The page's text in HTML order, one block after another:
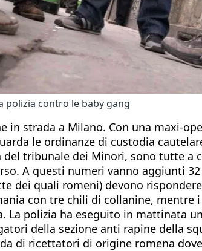
polizia contro le baby gang
in strada a Milano. Con una maxi-
le ordinanze di custodia
tribunale dei Minori, sono tutte
A questi numeri vanno aggiunti
dei quali romeni) devono
con tre chili di collanine, mentre
La polizia ha eseguito in mattinata
della sezione anti rapine della
di ricettatori di origine romena